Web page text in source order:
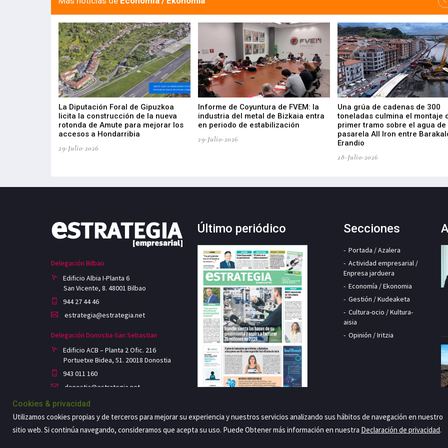
La Diputación Foral de Gipuzkoa
licita la construcción de la nueva
rotonda de Amute para mejorar los
accesos a Hondarribia
29-Julio-2026
Informe de Coyuntura de FVEM: la
industria del metal de Bizkaia entra
en periodo de estabilización
29-Julio-2026
Una grúa de cadenas de 300
toneladas culmina el montaje
primer tramo sobre el agua de
pasarela All Iron entre
Erandio
28-Julio-2026
Delegación Bilbao
Edificio Albia I-Planta 6
San Vicente, 8. 48001 Bilbao
944 27 44 46
estrategia@estrategia.net
Delegación Donostia-San Sebastian
Edificio ACB – Planta 2 Ofic. 216
Portuetxe Bidea, 51. 20018 Donostia
943 011 160
donostia@estrategia.net
Último periódico Secciones
Portada / Azalera
Actividad empresarial /
Enpresa jarduera
Economía / Ekonomia
Gestión / Kudeaketa
Cultura-ocio / Kultura-
aisia
Opinión / Iritzia
Cookies & privacidad
Utilizamos cookies propias y de terceros para mejorar su experiencia y nuestros servicios analizando sus hábitos de navegación en nuestro
sitio web. Si continúa navegando, consideramos que acepta su uso. Puede Obtener más información en nuestra Declaración de privacidad.